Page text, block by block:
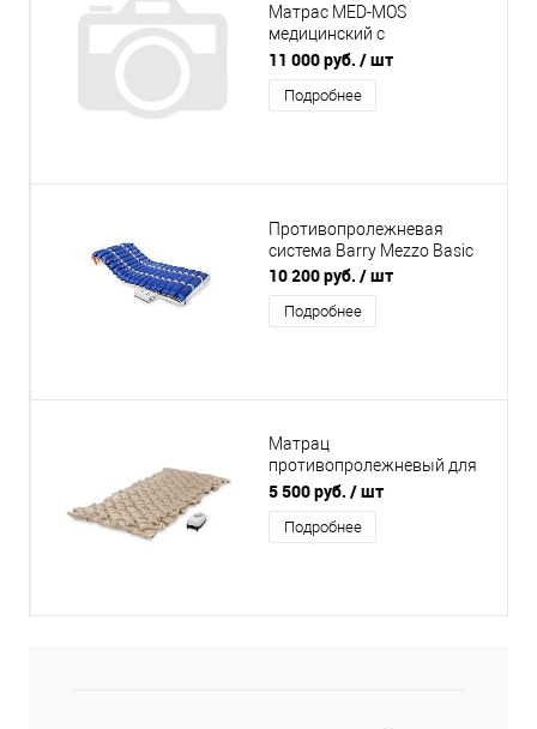
Матрас MED-MOS
медицинский с
водонепроницаемым
чехлом (Артикул № 21)
11 000 руб. / шт
Подробнее
Противопролежневая
система Barry Mezzo Basic
10 200 руб. / шт
Подробнее
Матрац
противопролежневый для
инвалидов Vitea Care
VCM202D с компрессором
5 500 руб. / шт
Подробнее